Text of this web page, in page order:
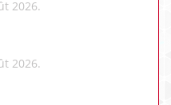
2026.
2026.